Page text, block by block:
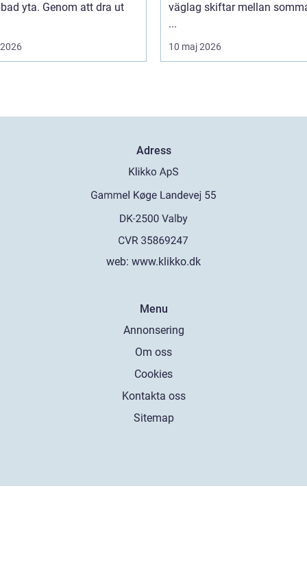
yta. Genom att dra ut
väglag skiftar mellan
...
10 maj 2026
Adress
web: www.klikko.dk
Menu
Annonsering
Om oss
Cookies
Kontakta oss
Sitemap